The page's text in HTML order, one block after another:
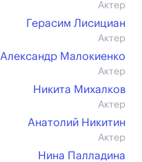
Актер
Герасим Лисициан
Актер
Александр Малокиенко
Актер
Никита Михалков
Актер
Анатолий Никитин
Актер
Нина Палладина